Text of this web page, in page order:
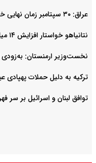
عراق: ۳۰ سپتامبر زمان نهایی خروج نیروهای ائتلاف آمریکا از عراق است
نتانیاهو خواستار افزایش ۱۴ میلیارد دلاری بودجه نظامی اسرائیل شد
نخست‌وزیر ارمنستان: به‌زودی
ترکیه به دلیل حملات پهپادی
توافق لبنان و اسرائیل بر